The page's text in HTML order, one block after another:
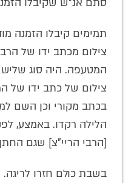
סתם אנ"ש שקיבלו
תמימים קיבלו הזמנה
צילום מכתב ידו של
המטעפה. היה סוג
צילום של כתב ידו של
בכתב מקורי וכן השם
הלילה רקדו. באמצע,
[הרבי הריי"צ] שגם
בשבת כולם חזרו